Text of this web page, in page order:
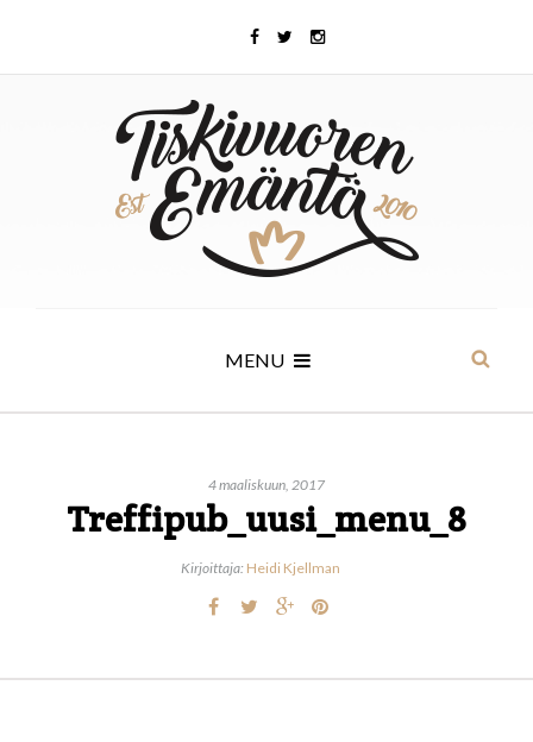
MENU
4 maaliskuun, 2017
Treffipub_uusi_menu_8
Kirjoittaja: Heidi Kjellman